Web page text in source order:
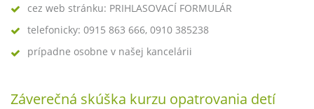
cez web stránku: PRIHLASOVACÍ FORMULÁR
telefonicky: 0915 863 666, 0910 385238
prípadne osobne v našej kancelárii
Záverečná skúška kurzu opatrovania detí